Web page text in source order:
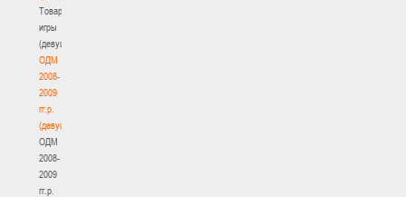
Товарищеские
игры
(девушки)
ОДМ
2008-
2009
гг.р.
(девушки)
ОДМ
2008-
2009
гг.р.